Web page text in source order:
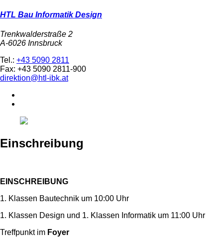
HTL Bau Informatik Design
Trenkwalderstraße 2
A-6026 Innsbruck
Tel.: +43 5090 2811
Fax: +43 5090 2811-900
direktion@htl-ibk.at
Einschreibung
EINSCHREIBUNG
1. Klassen Bautechnik um 10:00 Uhr
1. Klassen Design und 1. Klassen Informatik um 11:00 Uhr
Treffpunkt im Foyer